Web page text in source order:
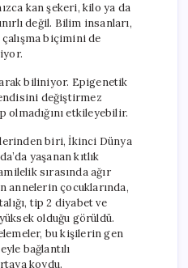
kan şekeri, kilo ya da
değil. Bilim insanları,
biçimini de
biliniyor. Epigenetik
değiştirmez
etkileyebilir.
biri, İkinci Dünya
yaşanan kıtlık
sırasında ağır
annelerin çocuklarında,
tip 2 diyabet ve
olduğu görüldü.
bu kişilerin gen
bağlantılı
koydu.